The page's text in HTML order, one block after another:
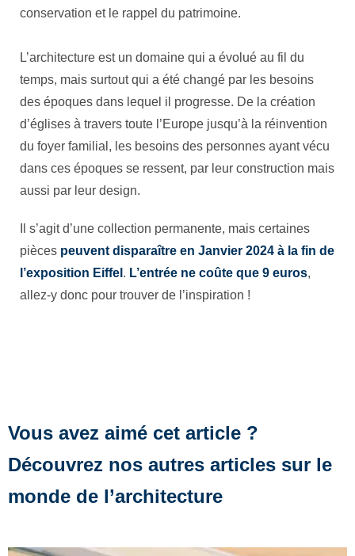
conservation et le rappel du patrimoine.
L’architecture est un domaine qui a évolué au fil du
temps, mais surtout qui a été changé par les besoins
des époques dans lequel il progresse. De la création
d’églises à travers toute l’Europe jusqu’à la réinvention
du foyer familial, les besoins des personnes ayant vécu
dans ces époques se ressent, par leur construction mais
aussi par leur design.
Il s’agit d’une collection permanente, mais certaines
pièces peuvent disparaître en Janvier 2024 à la fin de
l’exposition Eiffel . L’entrée ne coûte que 9 euros,
allez-y donc pour trouver de l’inspiration !
Vous avez aimé cet article ?
Découvrez nos autres articles sur le
monde de l’architecture